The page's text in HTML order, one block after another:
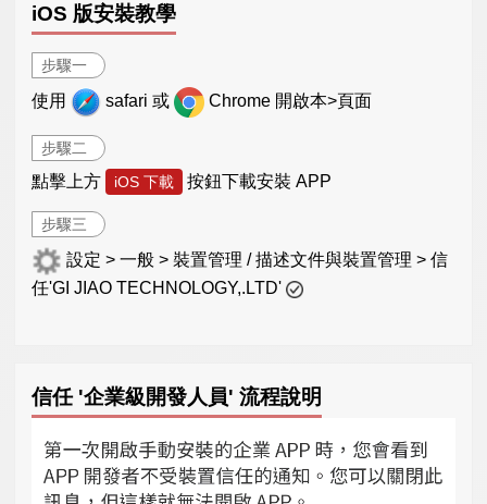
iOS 版安裝教學
步驟一
使用 safari 或 Chrome 開啟本>頁面
步驟二
點擊上方 iOS 下載 按鈕下載安裝 APP
步驟三
設定 > 一般 > 裝置管理 / 描述文件與裝置管理 > 信
任'GI JIAO TECHNOLOGY,.LTD'
信任 '企業級開發人員' 流程說明